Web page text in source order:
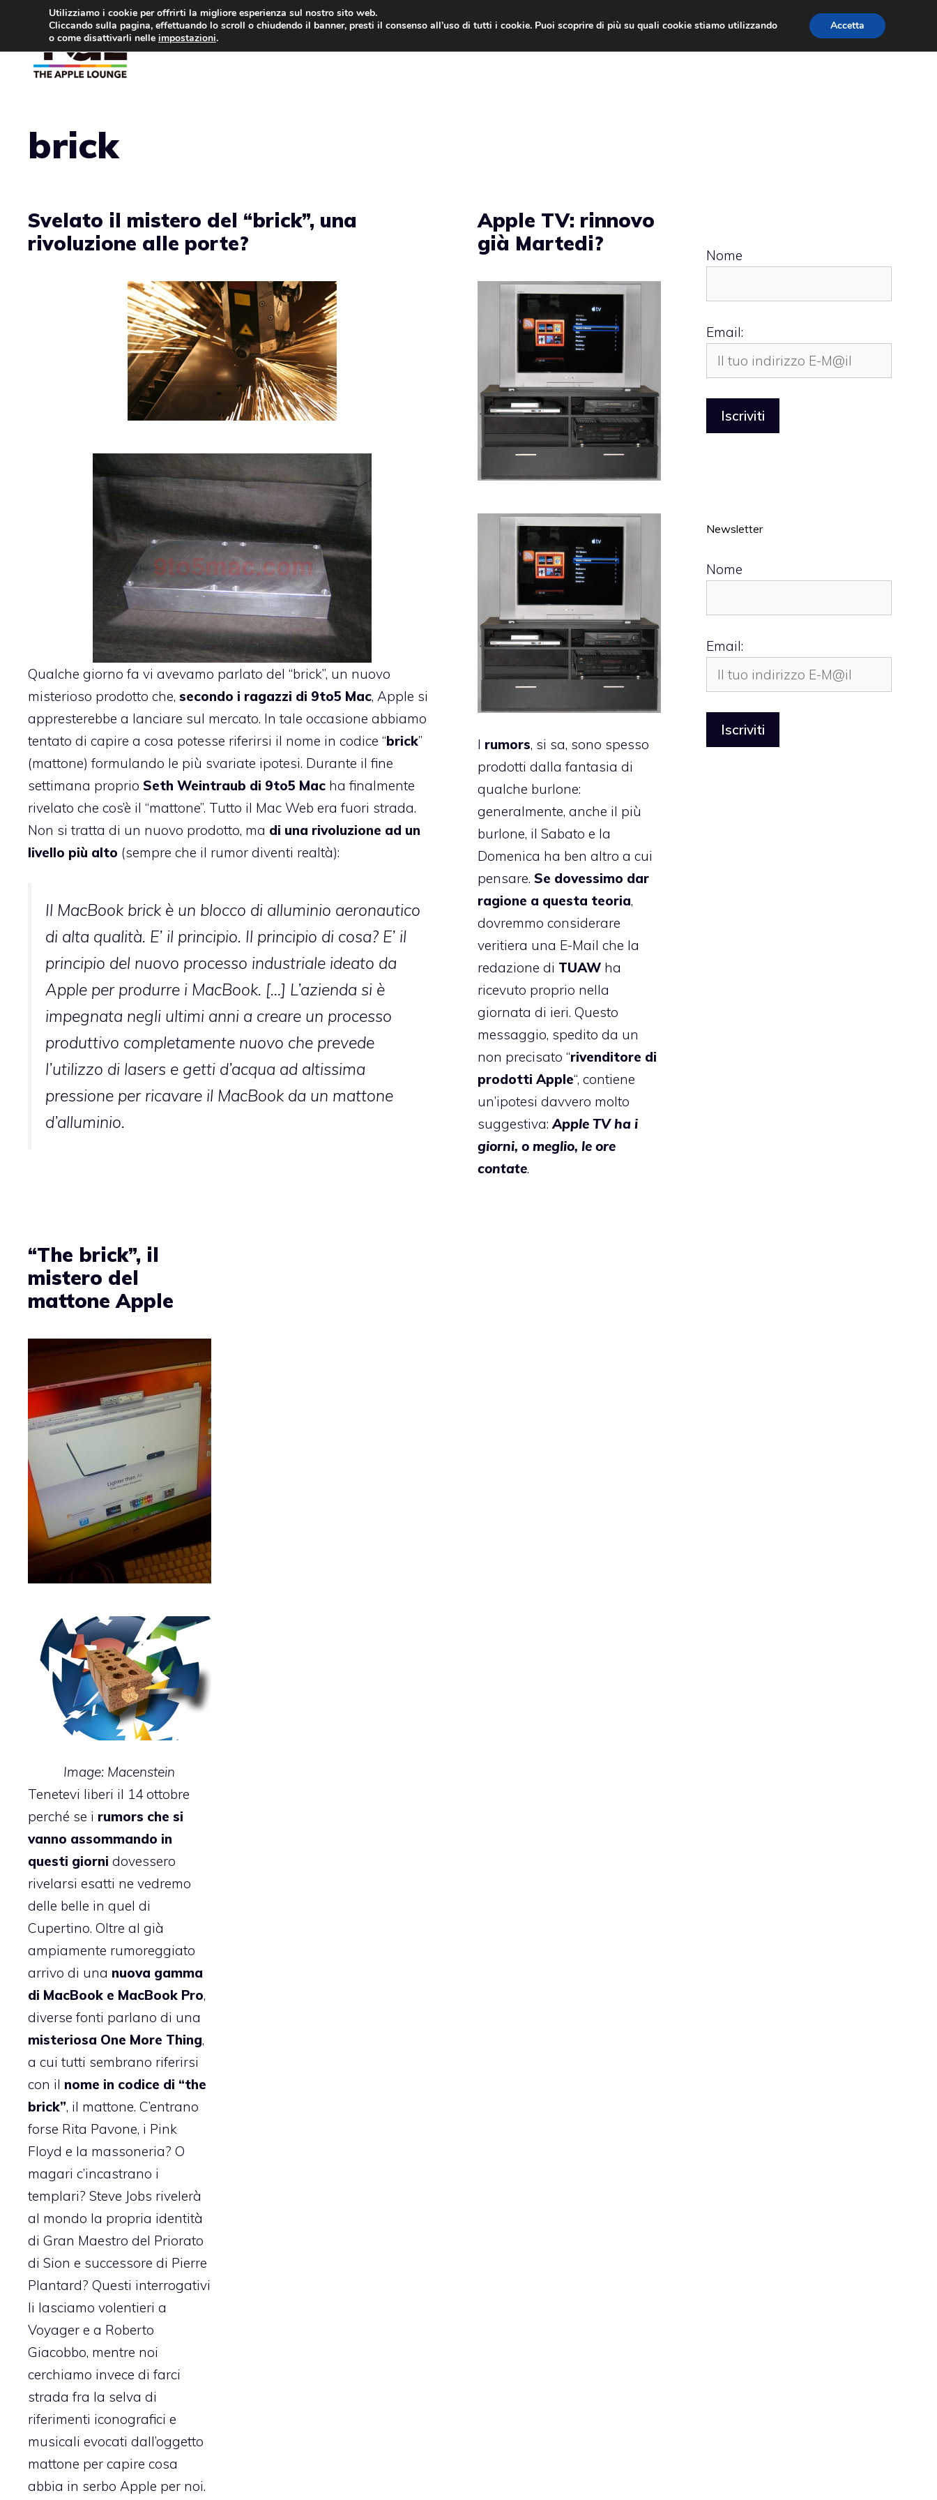
contenuto
brick
Svelato il mistero del “brick”, una
rivoluzione alle porte?
Qualche giorno fa vi avevamo parlato del “brick”, un nuovo
misterioso prodotto che, secondo i ragazzi di 9to5 Mac, Apple si
appresterebbe a lanciare sul mercato. In tale occasione abbiamo
tentato di capire a cosa potesse riferirsi il nome in codice “brick”
(mattone) formulando le più svariate ipotesi. Durante il fine
settimana proprio Seth Weintraub di 9to5 Mac ha finalmente
rivelato che cos’è il “mattone”. Tutto il Mac Web era fuori strada.
Non si tratta di un nuovo prodotto, ma di una rivoluzione ad un
livello più alto (sempre che il rumor diventi realtà):
Il MacBook brick è un blocco di alluminio aeronautico
di alta qualità. E’ il principio. Il principio di cosa? E’ il
principio del nuovo processo industriale ideato da
Apple per produrre i MacBook. […] L’azienda si è
impegnata negli ultimi anni a creare un processo
produttivo completamente nuovo che prevede
l’utilizzo di lasers e getti d’acqua ad altissima
pressione per ricavare il MacBook da un mattone
d’alluminio.
Apple TV: rinnovo
già Martedi?
I rumors, si sa, sono spesso
prodotti dalla fantasia di
qualche burlone:
generalmente, anche il più
burlone, il Sabato e la
Domenica ha ben altro a cui
pensare.Se dovessimo dar
ragione a questa teoria,
dovremmo considerare
veritiera una E-Mail che la
redazione di TUAW ha
ricevuto proprio nella
giornata di ieri. Questo
messaggio, spedito da un
non precisato “rivenditore di
prodotti Apple“, contiene
un’ipotesi davvero molto
suggestiva:Apple TV ha i
giorni, o meglio, le ore
contate.
“The brick”, il
mistero del
mattone Apple
Image: Macenstein
Tenetevi liberi il 14 ottobre
perché se i rumors che si
vanno assommando in
questi giorni dovessero
rivelarsi esatti ne vedremo
delle belle in quel di
Cupertino. Oltre al già
ampiamente rumoreggiato
arrivo di una nuova gamma
di MacBook e MacBook Pro,
diverse fonti parlano di una
misteriosa One More Thing,
a cui tutti sembrano riferirsi
con il nome in codice di “the
brick”, il mattone. C’entrano
forse Rita Pavone, i Pink
Floyd e la massoneria? O
magari c’incastrano i
templari? Steve Jobs rivelerà
al mondo la propria identità
di Gran Maestro del Priorato
di Sion e successore di Pierre
Plantard? Questi interrogativi
li lasciamo volentieri a
Voyager e a Roberto
Giacobbo, mentre noi
cerchiamo invece di farci
strada fra la selva di
riferimenti iconografici e
musicali evocati dall’oggetto
mattone per capire cosa
abbia in serbo Apple per noi.
Nome
Email:
Newsletter
Nome
Email:
Utilizziamo i cookie per offrirti la migliore esperienza sul nostro sito web.
Cliccando sulla pagina, effettuando lo scroll o chiudendo il banner, presti il consenso all’uso di tutti i cookie. Puoi scoprire di più su quali cookie stiamo utilizzando
o come disattivarli nelle impostazioni.
Accetta